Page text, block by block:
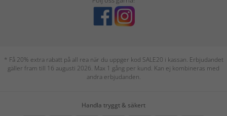
* Få 20% extra rabatt på all rea när du uppger kod SALE20 i kassan. Erbjudandet
gäller fram till 16 augusti 2026. Max 1 gång per kund. Kan ej kombineras med
andra erbjudanden.
Handla tryggt & säkert